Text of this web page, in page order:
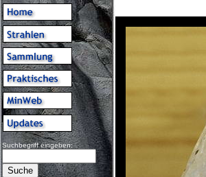
Suchbegriff eingeben: